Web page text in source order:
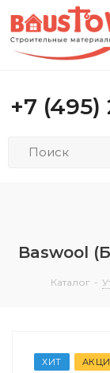
+7 (495)
Baswool
Каталог -
ХИТ